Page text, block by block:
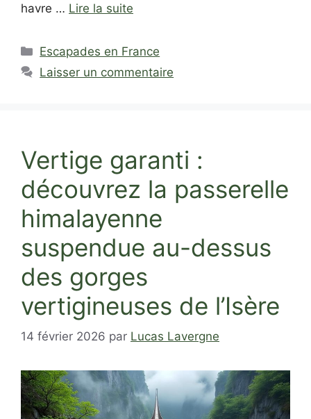
havre … Lire la suite
Catégories
Escapades en France
Laisser un commentaire
Vertige garanti :
découvrez la passerelle
himalayenne
suspendue au-dessus
des gorges
vertigineuses de l’Isère
14 février 2026 par Lucas Lavergne